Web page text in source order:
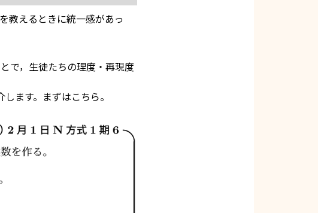
を教えるときに統一感があっ
で，生徒たちの理度・再現度
ます。まずはこちら。